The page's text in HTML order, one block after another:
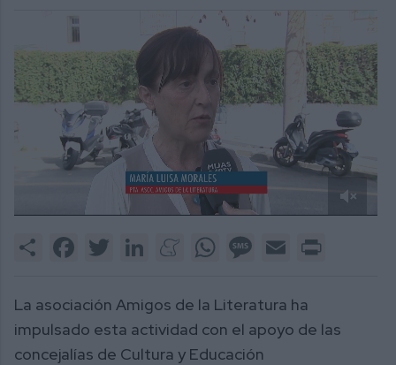
1
Share FacebookTwitter LinkedInMeneameWhatsAppMessage
Email
La asociación Amigos de la Literatura ha
impulsado esta actividad con el apoyo de las
concejalías de Cultura y Educación